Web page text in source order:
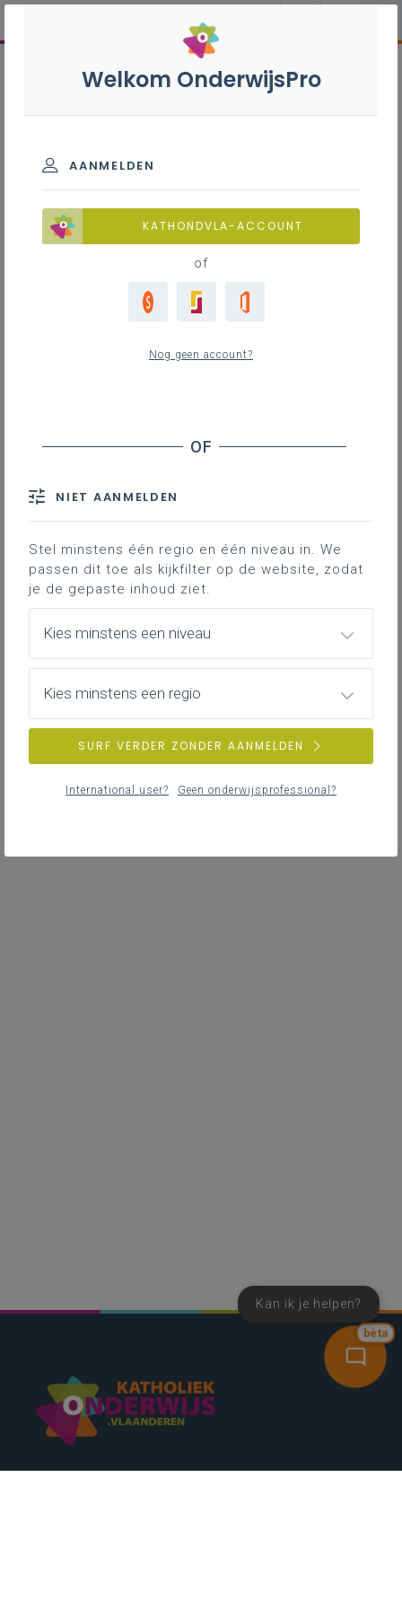
bèta
Kan ik je helpen?
Welkom OnderwijsPro
AANMELDEN
KATHONDVLA-ACCOUNT
of
Nog geen account?
NIET AANMELDEN
Stel minstens één regio en één niveau in. We
passen dit toe als kijkfilter op de website, zodat
je de gepaste inhoud ziet.
Kies minstens een niveau
Kies minstens een regio
SURF VERDER ZONDER AANMELDEN
International user? Geen onderwijsprofessional?